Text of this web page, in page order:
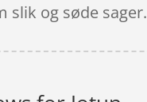
og søde sager.